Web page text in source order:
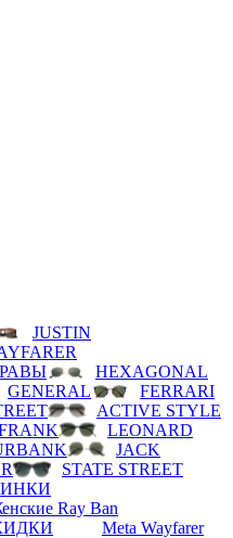
JUSTIN
HEXAGONAL
GENERAL
FERRARI
ACTIVE STYLE
LEONARD
JACK
STATE STREET
Ray Ban
Meta Wayfarer